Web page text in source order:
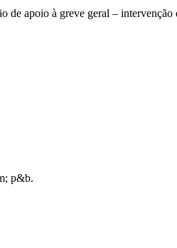
de apoio à greve geral –
p&b.